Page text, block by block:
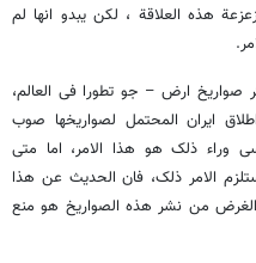
هذه العلاقة ، لکن یبدو انها لم
صواریخ ارض – جو تطورا فی العالم،
ایران المحتمل لصواریخها صوب
وراء ذلک هو هذا الامر، اما متى
الامر ذلک، فان الحدیث عن هذا
الغرض من نشر هذه الصواریخ هو منع